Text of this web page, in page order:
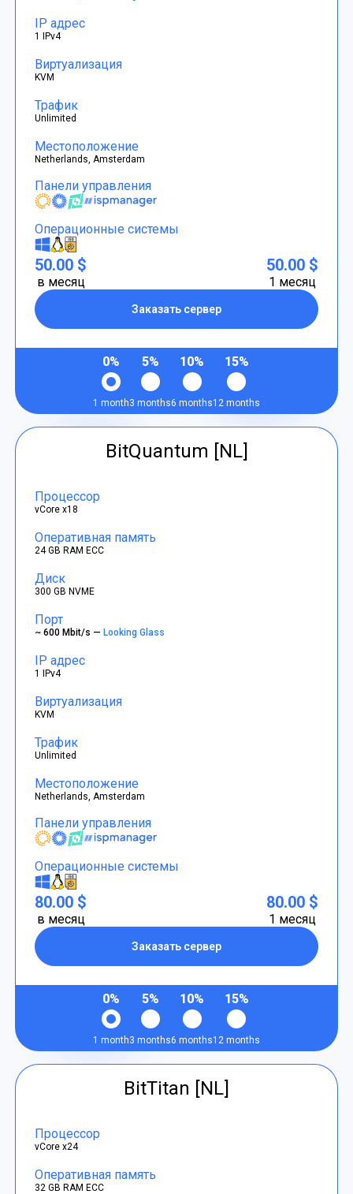
IP адрес
1 IPv4
Виртуализация
KVM
Трафик
Unlimited
Местоположение
Netherlands, Amsterdam
Панели управления
Операционные системы
50.00 $
в месяц
Заказать сервер
50.00 $
1 месяц
0%
1 month
5%
3 months
10%
6 months
15%
12 months
BitQuantum [NL]
Процессор
vCore x18
Оперативная память
24 GB RAM ECC
Диск
300 GB NVME
Порт
~ 600 Mbit/s —Looking Glass
IP адрес
1 IPv4
Виртуализация
KVM
Трафик
Unlimited
Местоположение
Netherlands, Amsterdam
Панели управления
Операционные системы
80.00 $
в месяц
Заказать сервер
80.00 $
1 месяц
0%
1 month
5%
3 months
10%
6 months
15%
12 months
BitTitan [NL]
Процессор
vCore x24
Оперативная память
32 GB RAM ECC